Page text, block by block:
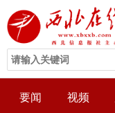
要闻 视频